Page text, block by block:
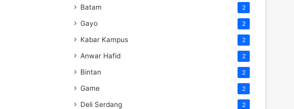
Batam 2
Gayo 2
Kabar Kampus 2
Anwar Hafid 2
Bintan 2
Game 2
Deli Serdang 2